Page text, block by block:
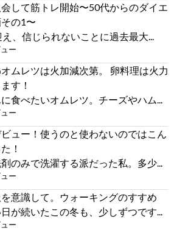
して筋トレ開始〜50代からのダイエ
の1〜
、信じられないことに過去最大...
ー
ムレツは火加減次第。 卵料理は火力
す！
食べたいオムレツ。チーズやハム...
ー
ュー！使うのと使わないのではこん
！
のみで洗濯する派だった私。多少...
ー
意識して。ウォーキングのすすめ
が続いたこの冬も、少しずつです...
ー